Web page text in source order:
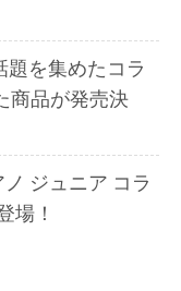
題を集めたコラ
商品が発売決
ノ ジュニア コラ
場！